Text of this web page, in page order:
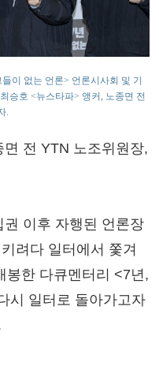
이 없는 언론> 언론시사회 및 기
승호 <뉴스타파> 앵커, 노종면 전
.
전 YTN 노조위원장,
이후 자행된 언론장
려다 일터에서 쫓겨
봉한 다큐멘터리 <7년,
시 일터로 돌아가고자